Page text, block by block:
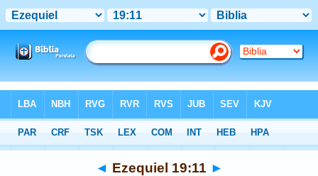
>Ezequiel Capítulo 19 > Verso 11
◄ Ezequiel 19:11 ►